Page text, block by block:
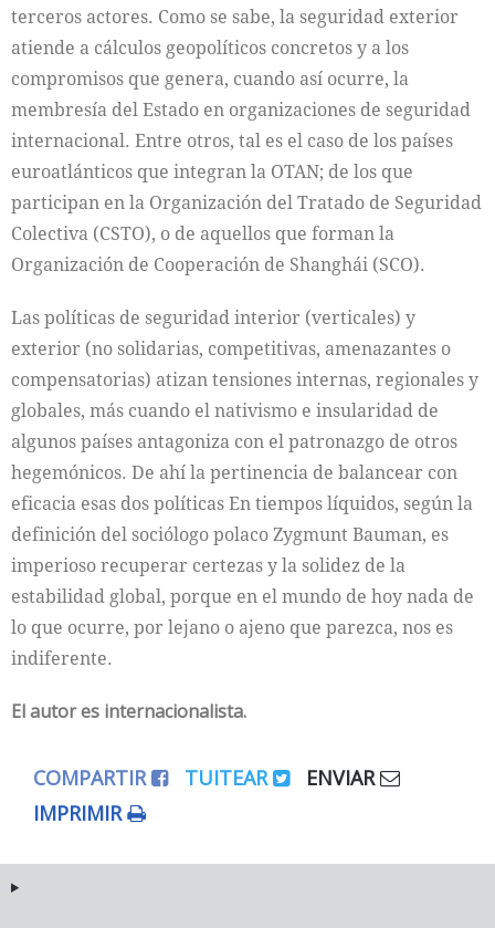
terceros actores. Como se sabe, la seguridad exterior
atiende a cálculos geopolíticos concretos y a los
compromisos que genera, cuando así ocurre, la
membresía del Estado en organizaciones de seguridad
internacional. Entre otros, tal es el caso de los países
euroatlánticos que integran la OTAN; de los que
participan en la Organización del Tratado de Seguridad
Colectiva (CSTO), o de aquellos que forman la
Organización de Cooperación de Shanghái (SCO).
Las políticas de seguridad interior (verticales) y
exterior (no solidarias, competitivas, amenazantes o
compensatorias) atizan tensiones internas, regionales y
globales, más cuando el nativismo e insularidad de
algunos países antagoniza con el patronazgo de otros
hegemónicos. De ahí la pertinencia de balancear con
eficacia esas dos políticas En tiempos líquidos, según la
definición del sociólogo polaco Zygmunt Bauman, es
imperioso recuperar certezas y la solidez de la
estabilidad global, porque en el mundo de hoy nada de
lo que ocurre, por lejano o ajeno que parezca, nos es
indiferente.
El autor es internacionalista.
COMPARTIR TUITEAR
ENVIAR
IMPRIMIR